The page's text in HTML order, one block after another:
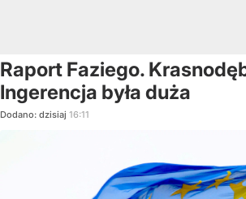
Raport Faziego.
Ingerencja była duża
Dodano: dzisiaj 16:11